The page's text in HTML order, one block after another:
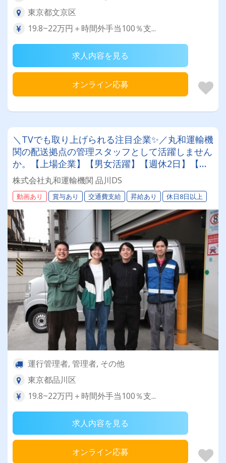
東京都文京区
19.8~22万円＋時間外手当100％支...
求人内容を見る
オンライン応募
＼TVでも取り上げられる注目企業✨／丸和運輸機
関の配送拠点の管理スタッフとして活躍しません
か。【上場企業】【男女活躍】【週休2日】【待
遇面充実】安定した環境＆収入をお約束《賞与年
2回》《退職金あり》《平均月収25万円》
株式会社丸和運輸機関 品川DS
動画あり 賞与あり 交通費支給 昇給あり 休日8日以上
運行管理者, 管理者, その他
東京都品川区
19.8~22万円＋時間外手当100％支...
求人内容を見る
オンライン応募